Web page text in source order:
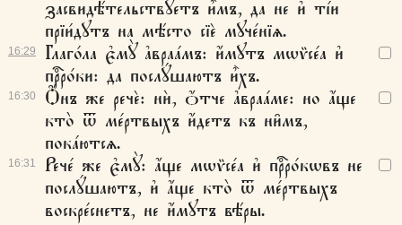
16:29
16:30
16:31
засвидѣ́тельствꙋетъ и҆̀мъ, да не и҆ ті́и
прїи́дꙋтъ на мѣ́сто сїѐ мꙋче́нїѧ.
Глаго́ла є҆мꙋ̀ а҆враа́мъ: и҆́мꙋтъ мѡѷсе́а и҆
прⷪ҇ро́ки: да послꙋ́шаютъ и҆̀хъ.
Ѻ҆́нъ же речѐ: нѝ, ѻ҆́тче а҆враа́ме: но а҆́ще
кто̀ ѿ ме́ртвыхъ и҆́детъ къ ни̑мъ,
пока́ютсѧ.
Рече́ же є҆мꙋ̀: а҆́ще мѡѷсе́а и҆ прⷪ҇ро́кѡвъ не
послꙋ́шаютъ, и҆ а҆́ще кто̀ ѿ ме́ртвыхъ
воскре́снетъ, не и҆́мꙋтъ вѣ́ры.